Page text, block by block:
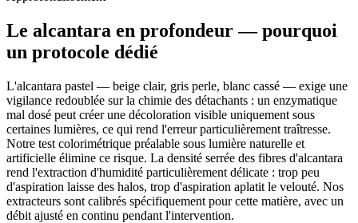
Le alcantara en profondeur — pourquoi
un protocole dédié
L'alcantara pastel — beige clair, gris perle, blanc cassé — exige une
vigilance redoublée sur la chimie des détachants : un enzymatique
mal dosé peut créer une décoloration visible uniquement sous
certaines lumières, ce qui rend l'erreur particulièrement traîtresse.
Notre test colorimétrique préalable sous lumière naturelle et
artificielle élimine ce risque. La densité serrée des fibres d'alcantara
rend l'extraction d'humidité particulièrement délicate : trop peu
d'aspiration laisse des halos, trop d'aspiration aplatit le velouté. Nos
extracteurs sont calibrés spécifiquement pour cette matière, avec un
débit ajusté en continu pendant l'intervention.